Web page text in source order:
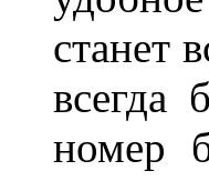
станет
всегда
номер